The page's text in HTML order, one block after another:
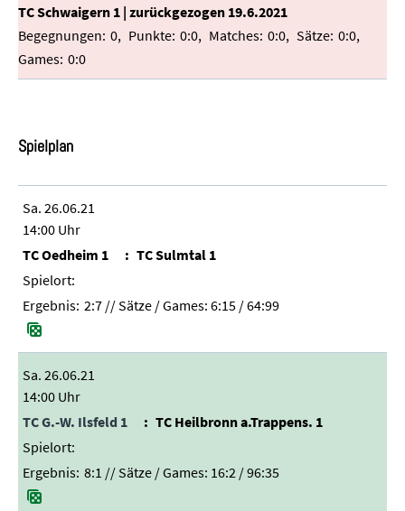
TC Schwaigern 1 | zurückgezogen 19.6.2021
0
0:0 0:0
0:0
0:0
Spielplan
Sa. 26.06.21
14:00 Uhr
TC Oedheim 1
TC Sulmtal 1
2:7 // Sätze / Games: 6:15 / 64:99
Sa. 26.06.21
14:00 Uhr
TC G.-W. Ilsfeld 1
TC Heilbronn a.Trappens. 1
8:1 // Sätze / Games: 16:2 / 96:35